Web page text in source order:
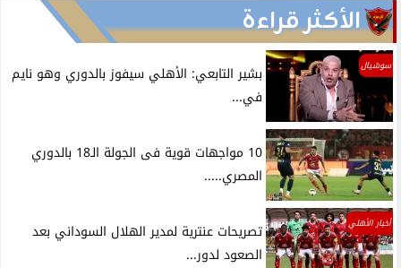
الأكثر قراءة
سوشيال
بشير التابعي: الأهلي سيفوز بالدوري وهو نايم
في...
10 مواجهات قوية فى الجولة الـ18 بالدوري
المصري.....
أخبار الأهلي
تصريحات عنترية لمدير الهلال السوداني بعد
الصعود لدور...